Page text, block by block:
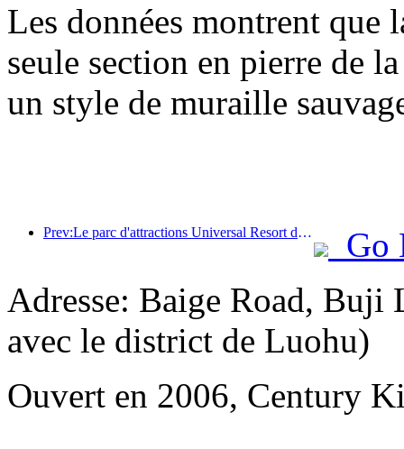
Les données montrent que
seule section en pierre de
un style de muraille
Prev:Le parc d'attractions Universal Resort de Pékin lancera son événement du Nouvel An chinois le 23 janvier, qui durera 40 jours.
Go
Adresse: Baige Road, Buji
avec le district de Luohu)
Ouvert en 2006, Century